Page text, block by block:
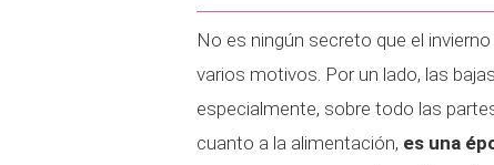
No es ningún secreto que el
varios motivos. Por un lado, las
especialmente, sobre todo las
cuanto a la alimentación, es una